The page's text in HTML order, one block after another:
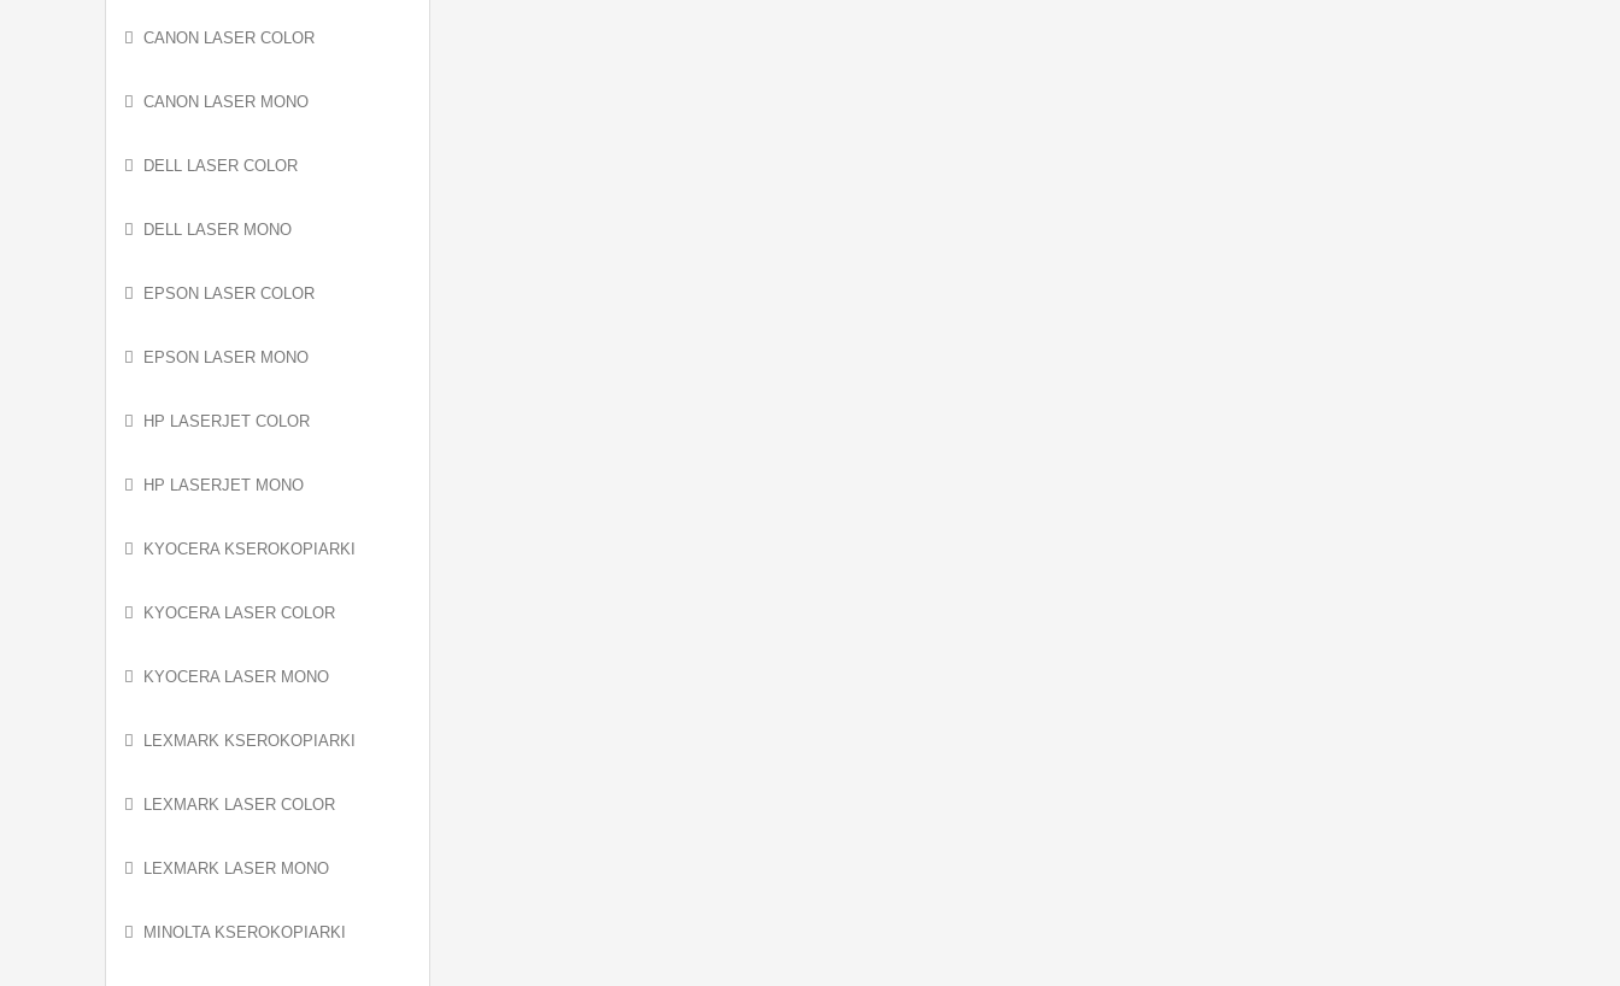
CANON LASER COLOR
CANON LASER MONO
DELL LASER COLOR
DELL LASER MONO
EPSON LASER COLOR
EPSON LASER MONO
HP LASERJET COLOR
HP LASERJET MONO
KYOCERA KSEROKOPIARKI
KYOCERA LASER COLOR
KYOCERA LASER MONO
LEXMARK KSEROKOPIARKI
LEXMARK LASER COLOR
LEXMARK LASER MONO
MINOLTA KSEROKOPIARKI